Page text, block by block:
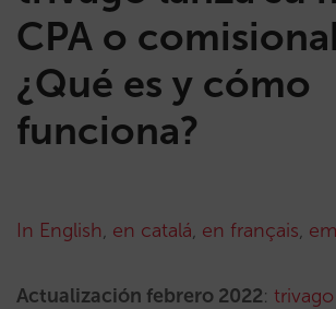
CPA o
¿Qué es y cómo
funciona?
In English, en catalá, en français,
Actualización febrero 2022: